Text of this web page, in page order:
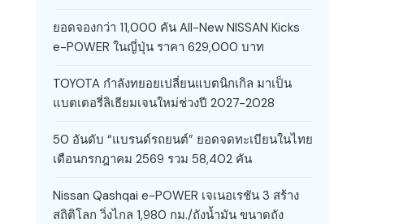
ยอดจองกว่า 11,000 คัน All-New NISSAN Kicks
e-POWER ในญี่ปุ่น ราคา 629,000 บาท
TOYOTA กำลังทยอยเปลี่ยนแบตนิกเกิล มาเป็น
แบตเตอรี่ลิเธียมเจนใหม่ช่วงปี 2027-2028
50 อันดับ “แบรนด์รถยนต์” ยอดจดทะเบียนในไทย
เดือนกรกฎาคม 2569 รวม 58,402 คัน
Nissan Qashqai e-POWER เจเนอเรชัน 3 สร้าง
สถิติโลก วิ่งไกล 1,980 กม./ถังน้ำมัน ขนาดถัง